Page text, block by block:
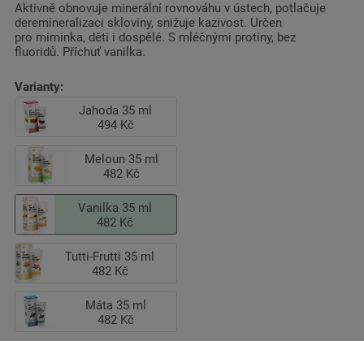
Aktivně obnovuje minerální rovnováhu v ústech, potlačuje
deremineralizaci skloviny, snižuje kazivost. Určen
pro miminka, děti i dospělé. S mléčnými protiny, bez
fluoridů. Příchuť vanilka.
Varianty:
Jahoda 35 ml
494 Kč
Meloun 35 ml
482 Kč
Vanilka 35 ml
482 Kč
Tutti-Frutti 35 ml
482 Kč
Máta 35 ml
482 Kč